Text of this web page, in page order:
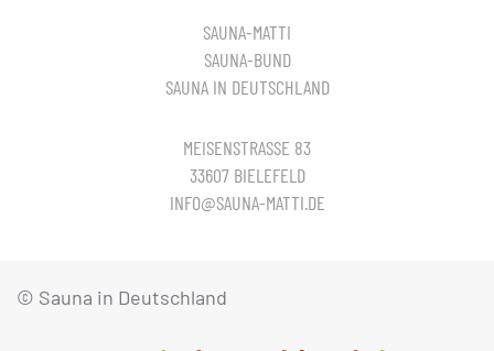
SAUNA-MATTI
SAUNA-BUND
SAUNA IN DEUTSCHLAND
MEISENSTRASSE 83
33607 BIELEFELD
INFO@SAUNA-MATTI.DE
© Sauna in Deutschland